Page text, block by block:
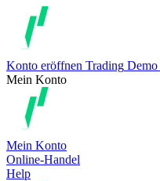
Konto eröffnen Trading Demo
Mein Konto
Mein Konto
Online-Handel
Help